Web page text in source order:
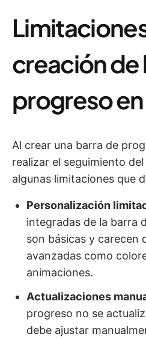
creación de
progreso
Al crear una barra de
realizar el seguimiento
algunas limitaciones que
Personalización
integradas de la barra
son básicas y carecen
avanzadas como
animaciones.
Actualizaciones
progreso no se
debe ajustar